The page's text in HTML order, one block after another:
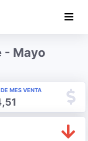
- Mayo
MES VENTA